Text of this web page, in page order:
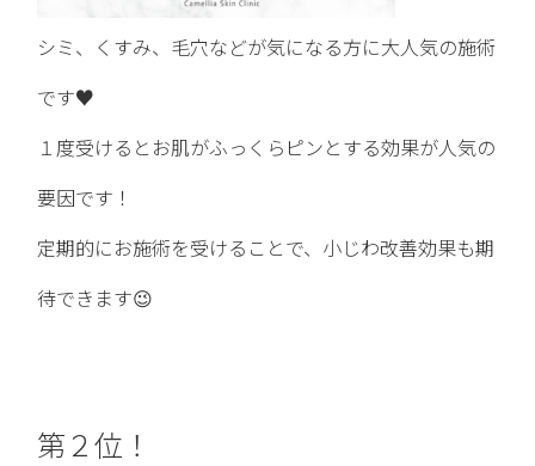
シミ、くすみ、毛穴などが気になる方に大人気の施術
です♥️
１度受けるとお肌がふっくらピンとする効果が人気の
要因です！
定期的にお施術を受けることで、小じわ改善効果も期
待できます😉
第２位！